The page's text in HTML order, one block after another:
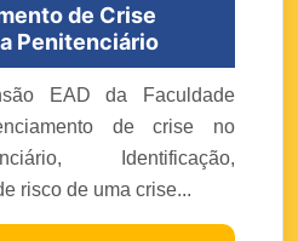
de Crise
Penitenciário
EAD da Faculdade
de crise no
Identificação,
risco de uma crise...